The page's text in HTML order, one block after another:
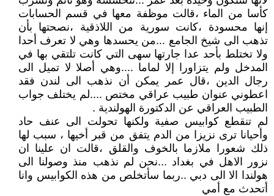
كأسا من الماء ،قالت موظفة معها في قسم الحسابات
إنها محسودة ،كانت سورية من اللاذقية ،نصحتها بأن
تذهب الى شيخ الجامع ...من يحسدها وهي لا تعرف أحدا
ولا تختلط بأحد عدا جارتها سهى التي كانت تلتقي بها في
المدخل ولم يتزاورا إلا لماما ....وهي أصلا لا تميل الى
رجال الدين ،قال عمر يمكن أن نذهب الى لندن فقد
اعطوني عنوان طبيب عراقي مختص ....لم يختلف جواب
الطبيب العراقي عن الدكتورة الهولندية .
لم تنقطع كوابيس صفية ولكنها تحولت الى عنف حاد
وأحيانا ترى نزيزا من الدم يتفق من قبر أخيها ، سبب لها
ذلك شعورا ملازما بالخوف والقلق ،قالت ان علينا ان
نزور الاهل في بغداد ...نحن لم نذهب منذ وصولنا الى
هولندا الا الى دبي ..ربما سأتخلص من هذه الكوابيس وانا
أتحدث مع أمي